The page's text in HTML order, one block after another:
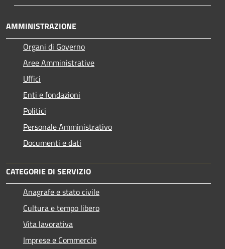
AMMINISTRAZIONE
Organi di Governo
Aree Amministrative
Uffici
Enti e fondazioni
Politici
Personale Amministrativo
Documenti e dati
CATEGORIE DI SERVIZIO
Anagrafe e stato civile
Cultura e tempo libero
Vita lavorativa
Imprese e Commercio